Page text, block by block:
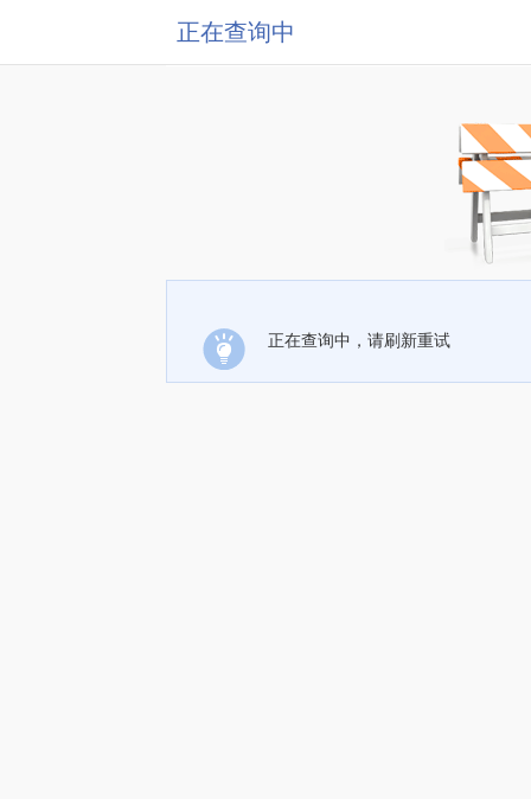
正在查询中
正在查询中，请刷新重试